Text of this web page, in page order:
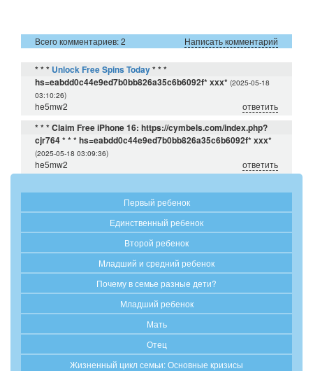
Всего комментариев: 2 Написать комментарий
* * * Unlock Free Spins Today* * *
hs=eabdd0c44e9ed7b0bb826a35c6b6092f* ххх* (2025-05-18
03:10:26)
ответить
he5mw2
* * * Claim Free iPhone 16: https://cymbels.com/index.php?
cjr764 * * * hs=eabdd0c44e9ed7b0bb826a35c6b6092f* ххх*
(2025-05-18 03:09:36)
ответить
he5mw2
Первый ребенок
Единственный ребенок
Второй ребенок
Младший и средний ребенок
Почему в семье разные дети?
Младший ребенок
Мать
Отец
Жизненный цикл семьи: Основные кризисы